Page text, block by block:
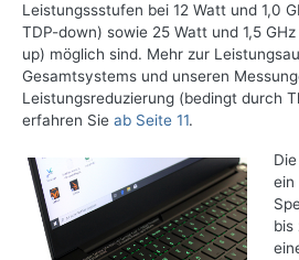
Leistungssstufen bei 12 Watt und 1,0
TDP-down) sowie 25 Watt und 1,5
up) möglich sind. Mehr zur
Gesamtsystems und unseren
Leistungsreduzierung (bedingt durch
erfahren Sie ab Seite 11.
ein
bis